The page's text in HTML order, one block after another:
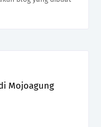
Mojoagung